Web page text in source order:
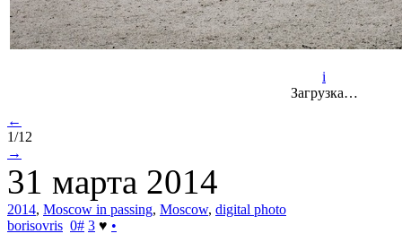
i
Загрузка…
←
1/12
→
31 марта 2014
2014, Moscow in passing, Moscow, digital photo
borisovris 0# 3 ♥ •